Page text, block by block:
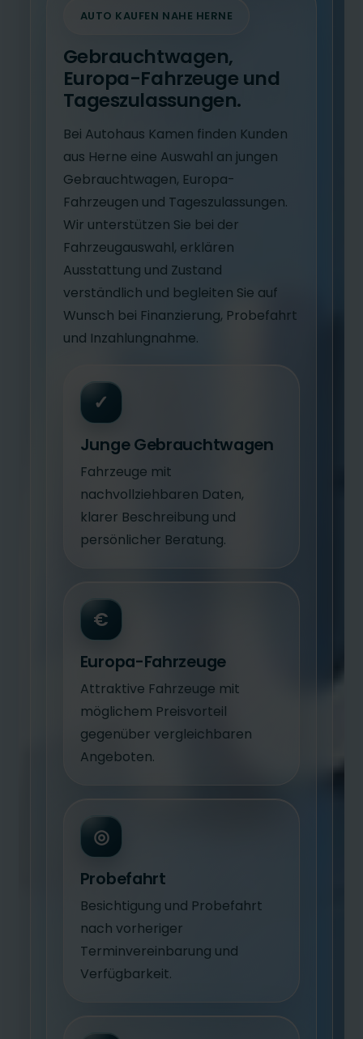
AUTO KAUFEN NAHE HERNE
Gebrauchtwagen,
Europa-Fahrzeuge und
Tageszulassungen.
Bei Autohaus Kamen finden Kunden
aus Herne eine Auswahl an jungen
Gebrauchtwagen, Europa-
Fahrzeugen und Tageszulassungen.
Wir unterstützen Sie bei der
Fahrzeugauswahl, erklären
Ausstattung und Zustand
verständlich und begleiten Sie auf
Wunsch bei Finanzierung, Probefahrt
und Inzahlungnahme.
✓
Junge Gebrauchtwagen
Fahrzeuge mit
nachvollziehbaren Daten,
klarer Beschreibung und
persönlicher Beratung.
€
Europa-Fahrzeuge
Attraktive Fahrzeuge mit
möglichem Preisvorteil
gegenüber vergleichbaren
Angeboten.
◎
Probefahrt
Besichtigung und Probefahrt
nach vorheriger
Terminvereinbarung und
Verfügbarkeit.